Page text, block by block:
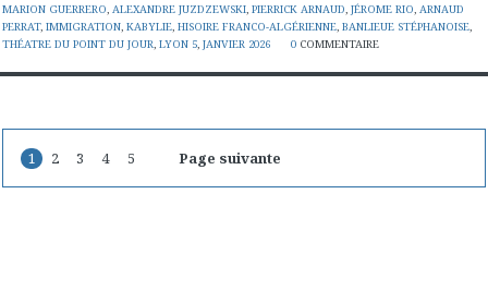
MARION GUERRERO, ALEXANDRE JUZDZEWSKI, PIERRICK ARNAUD, JÉROME RIO, ARNAUD
PERRAT, IMMIGRATION, KABYLIE, HISOIRE FRANCO-ALGÉRIENNE, BANLIEUE STÉPHANOISE,
THÉATRE DU POINT DU JOUR, LYON 5, JANVIER 2026 0 COMMENTAIRE
1 2 3 4 5 Page suivante